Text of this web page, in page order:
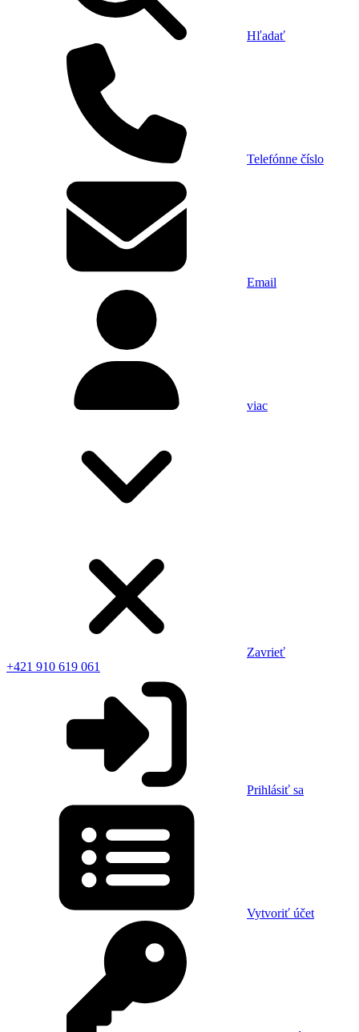
Hľadať
Telefónne číslo
Email
viac
Zavrieť
+421 910 619 061
Prihlásiť sa
Vytvoriť účet